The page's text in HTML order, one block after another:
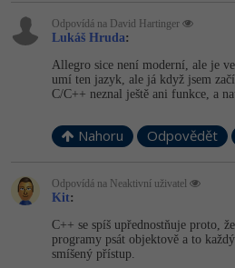
Copywriter
WordPress specialista
Algoritmy -41%
Umělá inteligence (AI) -
Kurzy e-commerce
Odpovídá na David Hartinger
Lukáš Hruda:
Allegro sice není moderní, ale je
umí ten jazyk, ale já když jsem
C/C++ neznal ještě ani funkce, a
Nahoru Odpovědět
Odpovídá na Neaktivní uživatel
Kit:
C++ se spíš upřednostňuje proto,
programy psát objektově a to
smíšený přístup.